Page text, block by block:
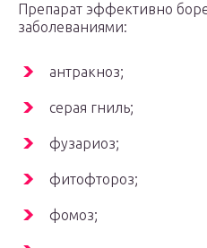
Препарат эффективно
заболеваниями:
антракноз;
серая гниль;
фузариоз;
фитофтороз;
фомоз;